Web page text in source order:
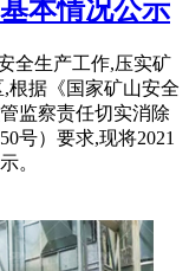
本情况公示
全生产工作,压实矿
根据《国家矿山安全
监察责任切实消除
号）要求,现将2021
。